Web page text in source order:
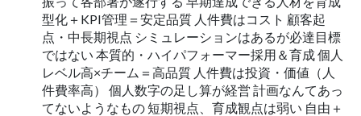
型化＋KPI管理＝安定品質 人件費はコスト 顧客起
点・中長期視点 シミュレーションはあるが必達目標
ではない 本質的・ハイパフォーマー採用＆育成 個人
レベル高×チーム＝高品質 人件費は投資・価値（人
件費率高） 個人数字の足し算が経営 計画なんてあっ
てないようなもの 短期視点、育成観点は弱い 自由＋